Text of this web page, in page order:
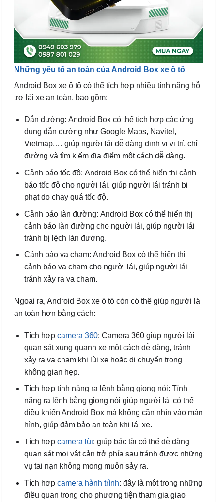
Những yếu tố an toàn của Android Box xe ô tô
Android Box xe ô tô có thể tích hợp nhiều tính năng hỗ
trợ lái xe an toàn, bao gồm:
Dẫn đường: Android Box có thể tích hợp các ứng
dụng dẫn đường như Google Maps, Navitel,
Vietmap,… giúp người lái dễ dàng định vị vị trí, chỉ
đường và tìm kiếm địa điểm một cách dễ dàng.
Cảnh báo tốc độ: Android Box có thể hiển thị cảnh
báo tốc độ cho người lái, giúp người lái tránh bị
phạt do chạy quá tốc độ.
Cảnh báo làn đường: Android Box có thể hiển thị
cảnh báo làn đường cho người lái, giúp người lái
tránh bị lệch làn đường.
Cảnh báo va chạm: Android Box có thể hiển thị
cảnh báo va chạm cho người lái, giúp người lái
tránh xảy ra va chạm.
Ngoài ra, Android Box xe ô tô còn có thể giúp người lái
an toàn hơn bằng cách:
Tích hợp camera 360: Camera 360 giúp người lái
quan sát xung quanh xe một cách dễ dàng, tránh
xảy ra va chạm khi lùi xe hoặc di chuyển trong
không gian hẹp.
Tích hợp tính năng ra lệnh bằng giọng nói: Tính
năng ra lệnh bằng giọng nói giúp người lái có thể
điều khiển Android Box mà không cần nhìn vào màn
hình, giúp đảm bảo an toàn khi lái xe.
Tích hợp camera lùi: giúp bác tài có thể dễ dàng
quan sát mọi vật cản trở phía sau tránh được những
vụ tai nạn không mong muôn sảy ra.
Tích hợp camera hành trình: đây là một trong những
điều quan trong cho phương tiện tham gia giao